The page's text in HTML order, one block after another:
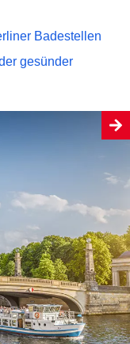
Badestellen
gesünder